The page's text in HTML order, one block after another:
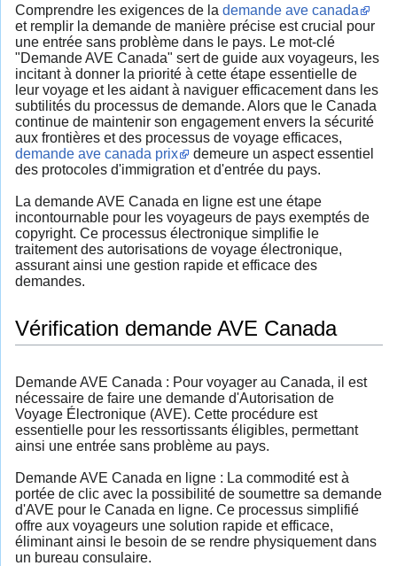
Comprendre les exigences de la demande ave canada
et remplir la demande de manière précise est crucial pour
une entrée sans problème dans le pays. Le mot-clé
"Demande AVE Canada" sert de guide aux voyageurs, les
incitant à donner la priorité à cette étape essentielle de
leur voyage et les aidant à naviguer efficacement dans les
subtilités du processus de demande. Alors que le Canada
continue de maintenir son engagement envers la sécurité
aux frontières et des processus de voyage efficaces,
demande ave canada prix
demeure un aspect essentiel
des protocoles d'immigration et d'entrée du pays.
La demande AVE Canada en ligne est une étape
incontournable pour les voyageurs de pays exemptés de
copyright. Ce processus électronique simplifie le
traitement des autorisations de voyage électronique,
assurant ainsi une gestion rapide et efficace des
demandes.
Vérification demande AVE Canada
Demande AVE Canada : Pour voyager au Canada, il est
nécessaire de faire une demande d'Autorisation de
Voyage Électronique (AVE). Cette procédure est
essentielle pour les ressortissants éligibles, permettant
ainsi une entrée sans problème au pays.
Demande AVE Canada en ligne : La commodité est à
portée de clic avec la possibilité de soumettre sa demande
d'AVE pour le Canada en ligne. Ce processus simplifié
offre aux voyageurs une solution rapide et efficace,
éliminant ainsi le besoin de se rendre physiquement dans
un bureau consulaire.